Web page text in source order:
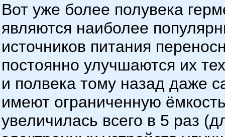
Вот уже более полувека
являются наиболее
источников питания
постоянно улучшаются их
и полвека тому назад даже
имеют ограниченную
увеличилась всего в 5 раз